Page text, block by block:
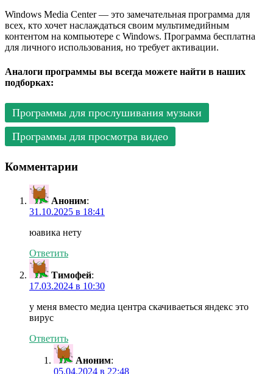
Windows Media Center — это замечательная программа для
всех, кто хочет наслаждаться своим мультимедийным
контентом на компьютере с Windows. Программа бесплатна
для личного использования, но требует активации.
Аналоги программы вы всегда можете найти в наших
подборках:
Программы для прослушивания музыки
Программы для просмотра видео
Комментарии
Аноним:
31.10.2025 в 18:41
юавика нету
Ответить
Тимофей:
17.03.2024 в 10:30
у меня вместо медиа центра скачиваеться яндекс это
вирус
Ответить
Аноним:
05.04.2024 в 22:48